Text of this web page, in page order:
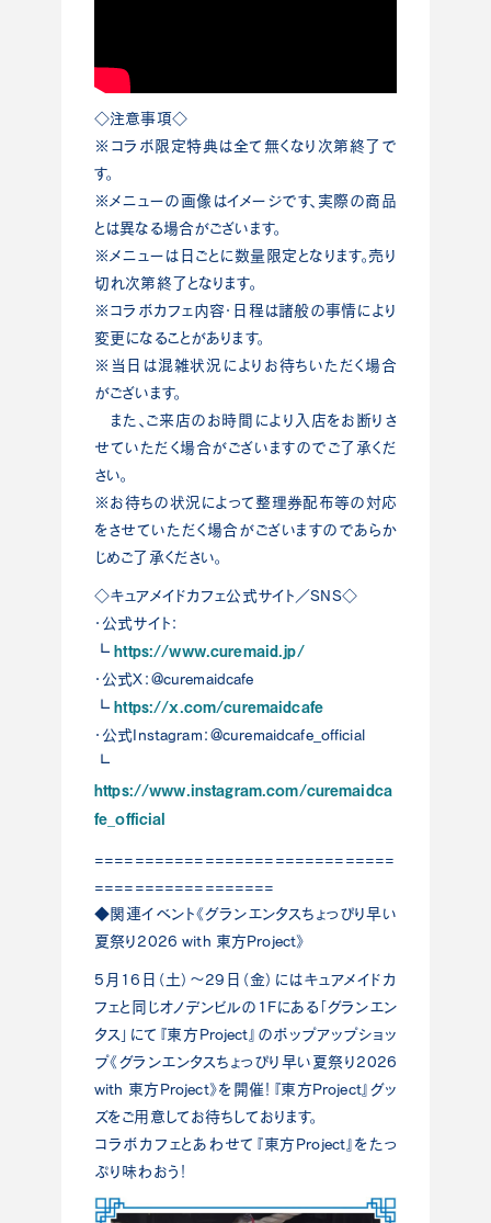
◇注意事項◇
※コラボ限定特典は全て無くなり次第終了で
す。
※メニューの画像はイメージです、実際の商品
とは異なる場合がございます。
※メニューは日ごとに数量限定となります。売り
切れ次第終了となります。
※コラボカフェ内容・日程は諸般の事情により
変更になることがあります。
※当日は混雑状況によりお待ちいただく場合
がございます。
また、ご来店のお時間により入店をお断りさ
せていただく場合がございますのでご了承くだ
さい。
※お待ちの状況によって整理券配布等の対応
をさせていただく場合がございますのであらか
じめご了承ください。
◇キュアメイドカフェ公式サイト／SNS◇
・公式サイト：
┗ https://www.curemaid.jp/
・公式X：@curemaidcafe
┗ https://x.com/curemaidcafe
・公式Instagram：@curemaidcafe_official
┗
https://www.instagram.com/curemaidca
fe_official
==============================
==================
◆関連イベント《グランエンタスちょっぴり早い
夏祭り2026 with 東方Project》
5月16日（土）～29日（金）にはキュアメイドカ
フェと同じオノデンビルの1Fにある「グランエン
タス」にて『東方Project』のポップアップショッ
プ《グランエンタスちょっぴり早い夏祭り2026
with 東方Project》を開催！『東方Project』グッ
ズをご用意してお待ちしております。
コラボカフェとあわせて『東方Project』をたっ
ぷり味わおう！